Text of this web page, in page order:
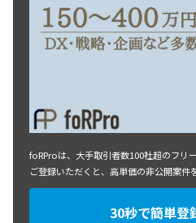
foRProは、大手取引者数100社超のフリ
ご登録いただくと、高単価の非公開案件
30秒で簡単登